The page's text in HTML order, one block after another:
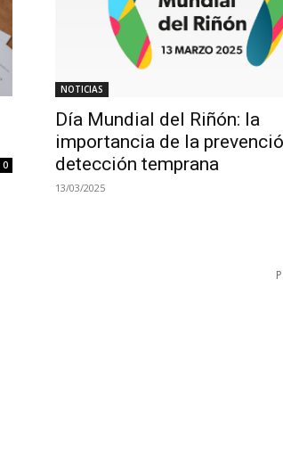
0
NOTICIAS
Día Mundial del Riñón: la
importancia de la
detección temprana
13/03/2025